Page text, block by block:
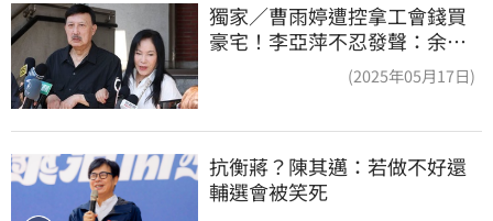
獨家／曹雨婷遭控拿工會錢買
豪宅！李亞萍不忍發聲：余天
(2025年05月17日)
抗衡蔣？陳其邁：若做不好還
輔選會被笑死